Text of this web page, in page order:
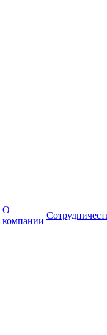
О
компании